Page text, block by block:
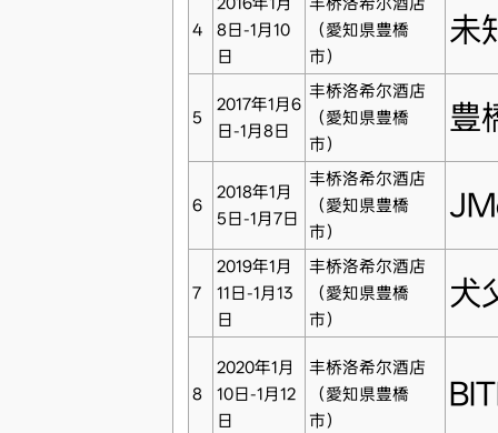
4
8日-1月10
日
（愛知県豊橋
市）
未
5
2017年1月6
日-1月8日
丰桥洛希尔酒店
（愛知県豊橋
市）
豊
6
2018年1月
5日-1月7日
丰桥洛希尔酒店
（愛知県豊橋
市）
7
2019年1月
11日-1月13
日
丰桥洛希尔酒店
（愛知県豊橋
市）
犬
8
2020年1月
10日-1月12
日
丰桥洛希尔酒店
（愛知県豊橋
市）